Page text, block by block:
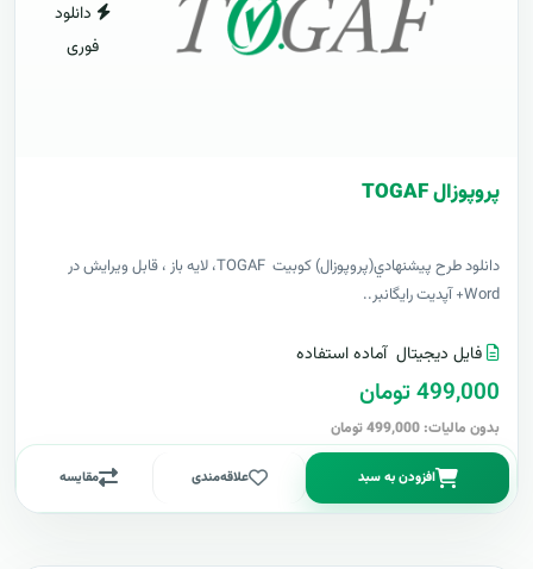
دانلود
فوری
پروپوزال TOGAF
دانلود طرح پيشنهادي(پروپوزال) کوبیت TOGAF، لایه باز ، قابل ویرایش در
Word+ آپدیت رایگانبر..
فایل دیجیتال آماده استفاده
499,000 تومان
بدون مالیات: 499,000 تومان
افزودن به سبد علاقه‌مندی مقایسه